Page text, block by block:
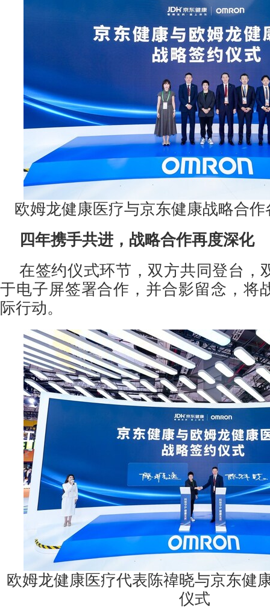
欧姆龙健康医疗与京东健康战略合
四年携手共进，战略合作再度深化
在签约仪式环节，双方共同登台，
于电子屏签署合作，并合影留念，将
际行动。
欧姆龙健康医疗代表陈禕晓与京东健
仪式